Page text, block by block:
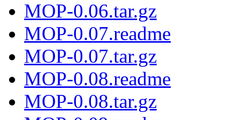
MOP-0.06.tar.gz
MOP-0.07.readme
MOP-0.07.tar.gz
MOP-0.08.readme
MOP-0.08.tar.gz